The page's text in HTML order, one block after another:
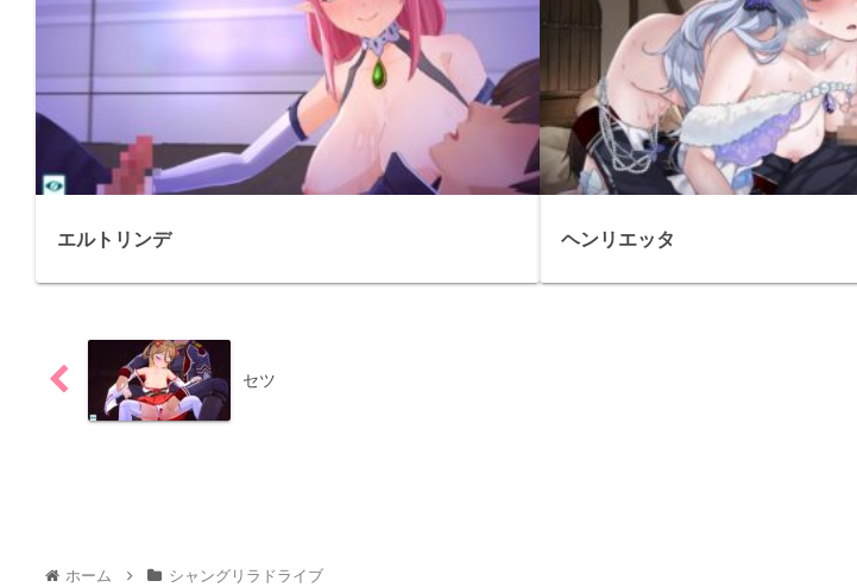
エルトリンデ ヘンリエッタ
セツ
ホーム シャングリラドライブ